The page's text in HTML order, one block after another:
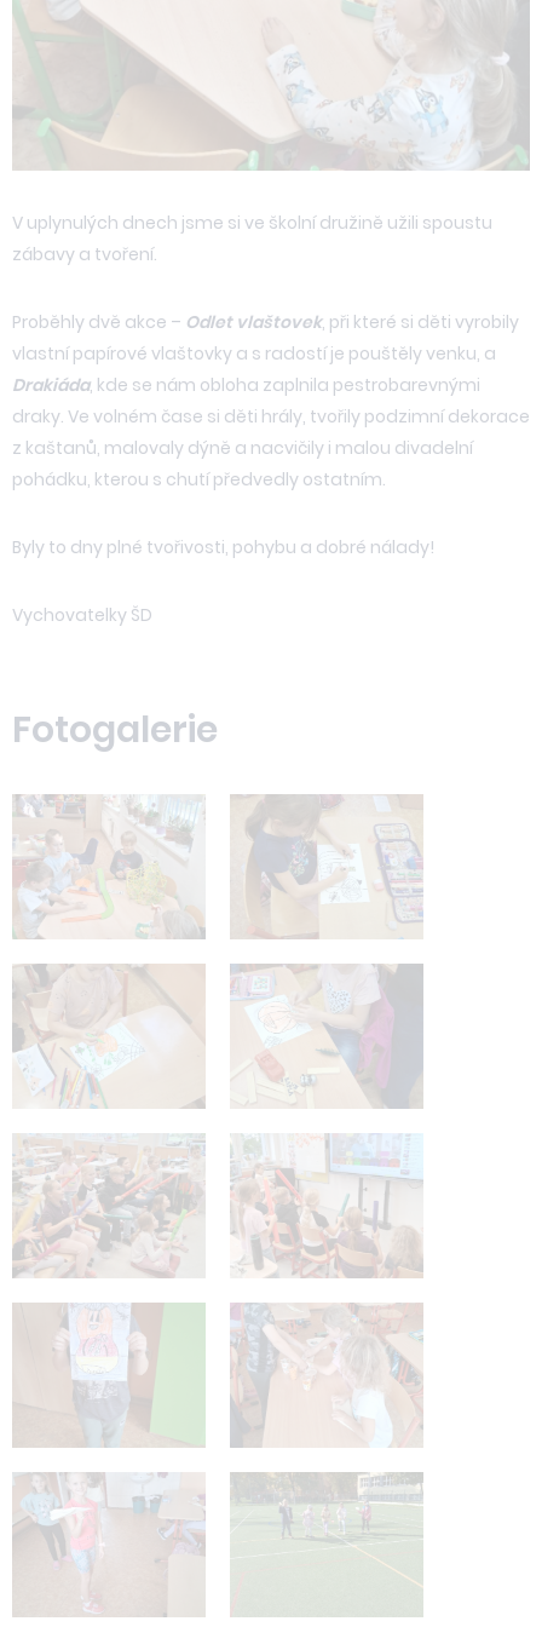
V uplynulých dnech jsme si ve školní družině užili spoustu
zábavy a tvoření.
Proběhly dvě akce – Odlet vlaštovek, při které si děti vyrobily
vlastní papírové vlaštovky a s radostí je pouštěly venku, a
Drakiáda, kde se nám obloha zaplnila pestrobarevnými
draky. Ve volném čase si děti hrály, tvořily podzimní dekorace
z kaštanů, malovaly dýně a nacvičily i malou divadelní
pohádku, kterou s chutí předvedly ostatním.
Byly to dny plné tvořivosti, pohybu a dobré nálady!
Vychovatelky ŠD
Fotogalerie